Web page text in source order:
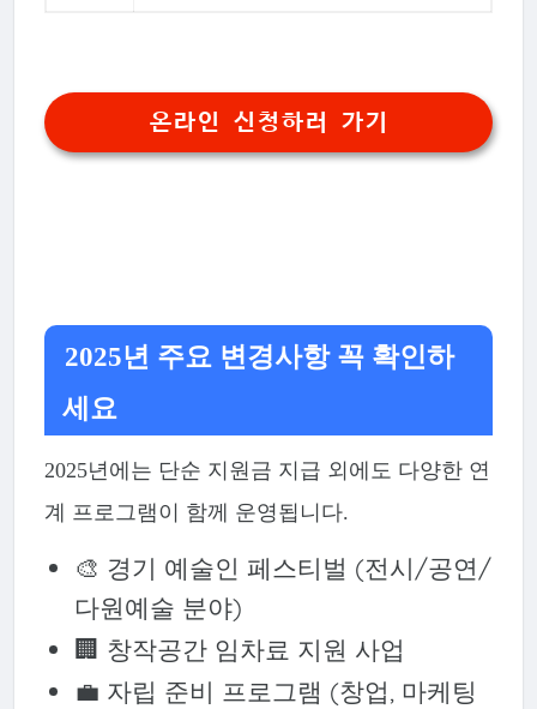
온라인 신청하러 가기
2025년 주요 변경사항 꼭 확인하
세요
2025년에는 단순 지원금 지급 외에도 다양한 연
계 프로그램이 함께 운영됩니다.
🎨 경기 예술인 페스티벌 (전시/공연/
다원예술 분야)
🏢 창작공간 임차료 지원 사업
💼 자립 준비 프로그램 (창업, 마케팅